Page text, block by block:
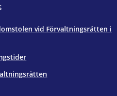
vid Förvaltningsrätten i